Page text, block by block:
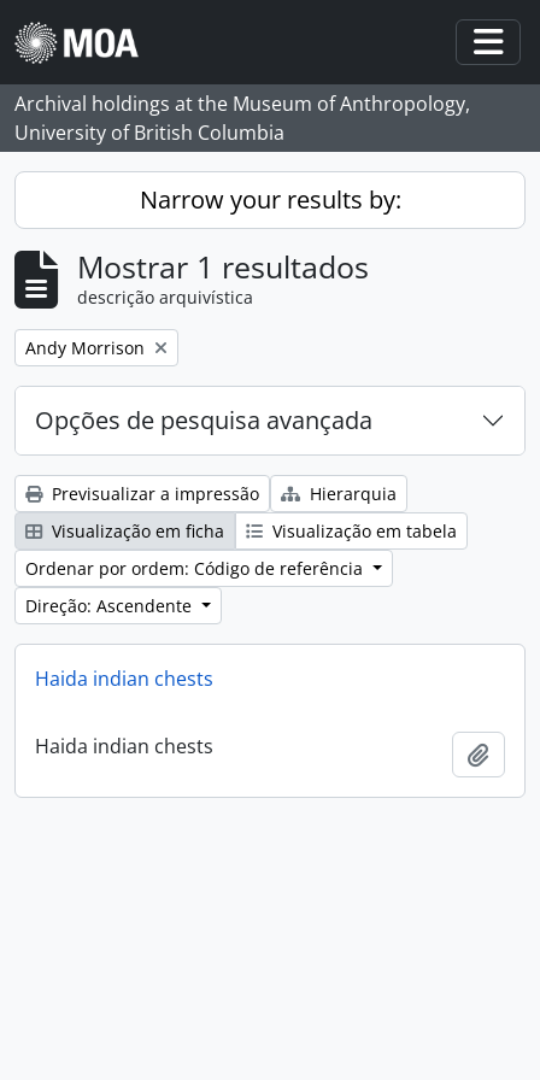
Skip to main content
Archival holdings at the Museum of Anthropology,
University of British Columbia
Narrow your results by:
Mostrar 1 resultados
descrição arquivística
Remove filter:
Andy Morrison
Opções de pesquisa avançada
Previsualizar a impressão
Hierarquia
Visualização em ficha
Visualização em tabela
Ordenar por ordem: Código de referência
Direção: Ascendente
Haida indian chests
Haida indian chests